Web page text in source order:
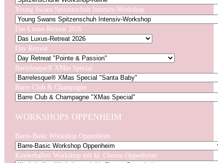
Young Swans Spitzenschuh Intensiv-Workshop
Das Luxus-Retreat 2026
Day Retreat
Barrelesque® XMas Special
Barre Club & Champagne
WORKSHOPS OPPENHEIM
Barre-Basic Workshop Oppenheim
Kinderballett Workshop mit kl. Choreo Oppenheim